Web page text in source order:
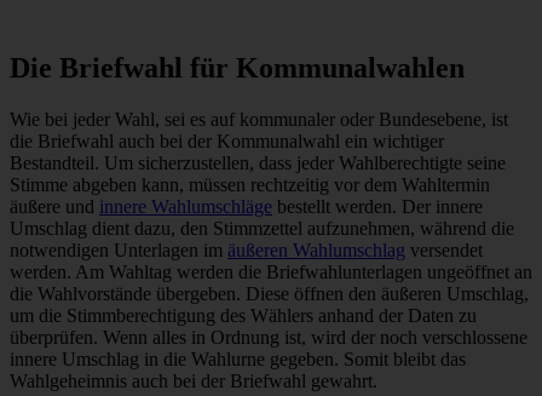
Die Briefwahl für Kommunalwahlen
Wie bei jeder Wahl, sei es auf kommunaler oder Bundesebene, ist
die Briefwahl auch bei der Kommunalwahl ein wichtiger
Bestandteil. Um sicherzustellen, dass jeder Wahlberechtigte seine
Stimme abgeben kann, müssen rechtzeitig vor dem Wahltermin
äußere und innere Wahlumschläge bestellt werden. Der innere
Umschlag dient dazu, den Stimmzettel aufzunehmen, während die
notwendigen Unterlagen im äußeren Wahlumschlag versendet
werden. Am Wahltag werden die Briefwahlunterlagen ungeöffnet an
die Wahlvorstände übergeben. Diese öffnen den äußeren Umschlag,
um die Stimmberechtigung des Wählers anhand der Daten zu
überprüfen. Wenn alles in Ordnung ist, wird der noch verschlossene
innere Umschlag in die Wahlurne gegeben. Somit bleibt das
Wahlgeheimnis auch bei der Briefwahl gewahrt.